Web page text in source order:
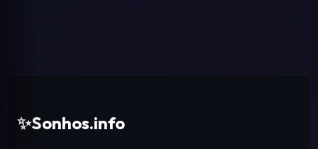
✨Sonhos.info